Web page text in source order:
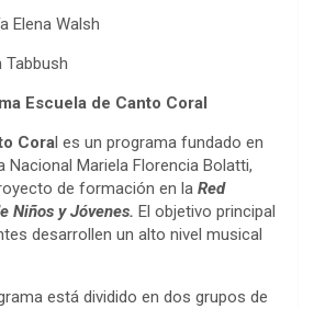
Elena Walsh
Tabbush
Escuela de Canto Coral
Coral es un programa fundado en
Nacional Mariela Florencia Bolatti,
de formación en la Red
Niños y Jóvenes. El objetivo principal
desarrollen un alto nivel musical
está dividido en dos grupos de